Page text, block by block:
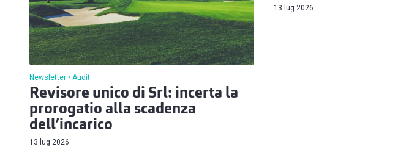
Newsletter Audit
Revisore unico di Srl: incerta la
prorogatio alla scadenza
dell’incarico
13 lug 2026
13 lug 2026